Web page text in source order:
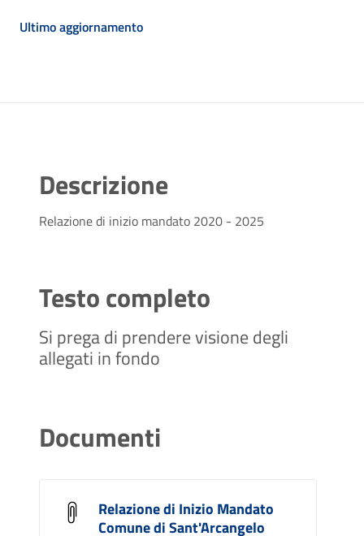
Ultimo aggiornamento
Descrizione
Relazione di inizio mandato 2020 - 2025
Testo completo
Si prega di prendere visione degli
allegati in fondo
Documenti
Relazione di Inizio Mandato
Comune di Sant'Arcangelo